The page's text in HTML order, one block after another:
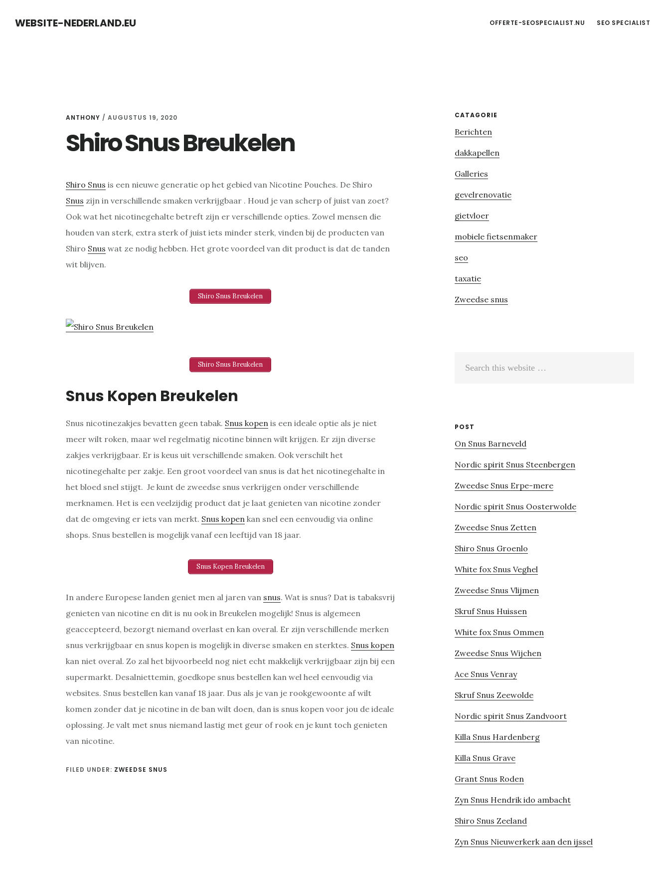
WEBSITE-NEDERLAND.EU OFFERTE-SEOSPECIALIST.NU SEO SPECIALIST
ANTHONY / AUGUSTUS 19, 2020
Shiro Snus Breukelen
Shiro Snus is een nieuwe generatie op het gebied van Nicotine Pouches. De Shiro
Snus zijn in verschillende smaken verkrijgbaar . Houd je van scherp of juist van zoet?
Ook wat het nicotinegehalte betreft zijn er verschillende opties. Zowel mensen die
houden van sterk, extra sterk of juist iets minder sterk, vinden bij de producten van
Shiro Snus wat ze nodig hebben. Het grote voordeel van dit product is dat de tanden
wit blijven.
Shiro Snus Breukelen
Shiro Snus Breukelen
Snus Kopen Breukelen
Snus nicotinezakjes bevatten geen tabak. Snus kopen is een ideale optie als je niet
meer wilt roken, maar wel regelmatig nicotine binnen wilt krijgen. Er zijn diverse
zakjes verkrijgbaar. Er is keus uit verschillende smaken. Ook verschilt het
nicotinegehalte per zakje. Een groot voordeel van snus is dat het nicotinegehalte in
het bloed snel stijgt. Je kunt de zweedse snus verkrijgen onder verschillende
merknamen. Het is een veelzijdig product dat je laat genieten van nicotine zonder
dat de omgeving er iets van merkt. Snus kopen kan snel een eenvoudig via online
shops. Snus bestellen is mogelijk vanaf een leeftijd van 18 jaar.
Snus Kopen Breukelen
In andere Europese landen geniet men al jaren van snus. Wat is snus? Dat is tabaksvrij
genieten van nicotine en dit is nu ook in Breukelen mogelijk! Snus is algemeen
geaccepteerd, bezorgt niemand overlast en kan overal. Er zijn verschillende merken
snus verkrijgbaar en snus kopen is mogelijk in diverse smaken en sterktes. Snus kopen
kan niet overal. Zo zal het bijvoorbeeld nog niet echt makkelijk verkrijgbaar zijn bij een
supermarkt. Desalniettemin, goedkope snus bestellen kan wel heel eenvoudig via
websites. Snus bestellen kan vanaf 18 jaar. Dus als je van je rookgewoonte af wilt
komen zonder dat je nicotine in de ban wilt doen, dan is snus kopen voor jou de ideale
oplossing. Je valt met snus niemand lastig met geur of rook en je kunt toch genieten
van nicotine.
FILED UNDER: ZWEEDSE SNUS
Primary
Sidebar
CATAGORIE
Berichten
dakkapellen
Galleries
gevelrenovatie
gietvloer
mobiele fietsenmaker
seo
taxatie
Zweedse snus
POST
On Snus Barneveld
Nordic spirit Snus Steenbergen
Zweedse Snus Erpe-mere
Nordic spirit Snus Oosterwolde
Zweedse Snus Zetten
Shiro Snus Groenlo
White fox Snus Veghel
Zweedse Snus Vlijmen
Skruf Snus Huissen
White fox Snus Ommen
Zweedse Snus Wijchen
Ace Snus Venray
Skruf Snus Zeewolde
Nordic spirit Snus Zandvoort
Killa Snus Hardenberg
Killa Snus Grave
Grant Snus Roden
Zyn Snus Hendrik ido ambacht
Shiro Snus Zeeland
Zyn Snus Nieuwerkerk aan den ijssel